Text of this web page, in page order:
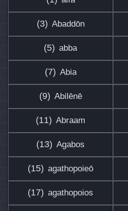
(3) Abaddōn
(5) abba
(7) Abia
(9) Abilēnē
(11) Abraam
(13) Agabos
(15) agathopoieō
(17) agathopoios